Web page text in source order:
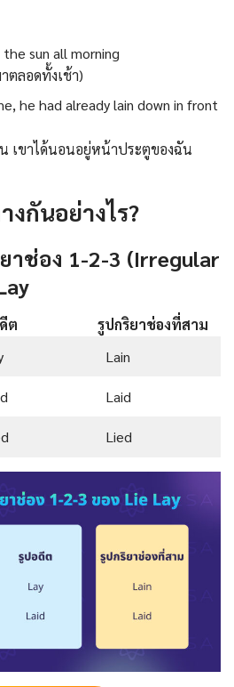
the sun all morning
ลอดทั้งเช้า)
he had already lain down in front
เขาได้นอนอยู่หน้าประตูของฉัน
งกันอย่างไร?
าช่อง 1-2-3 (Irregular
ต
รูปกริยาช่องที่สาม
Lain
Laid
Lied